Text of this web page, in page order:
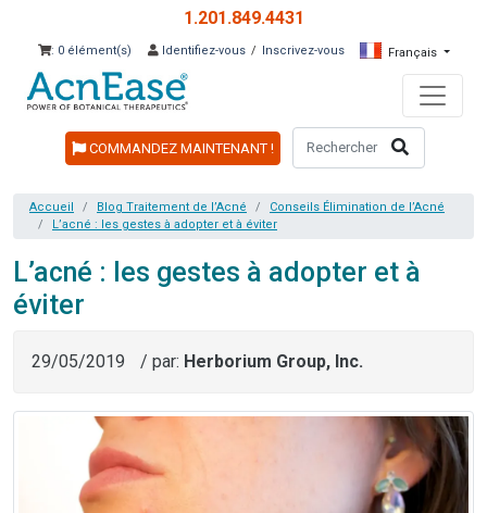
1.201.849.4431
: 0 élément(s) Identifiez-vous / Inscrivez-vous Français
COMMANDEZ MAINTENANT !
Accueil Blog Traitement de l’Acné
Conseils Élimination de l’Acné
L’acné : les gestes à adopter et à éviter
L’acné : les gestes à adopter et à
éviter
29/05/2019 / par: Herborium Group, Inc.